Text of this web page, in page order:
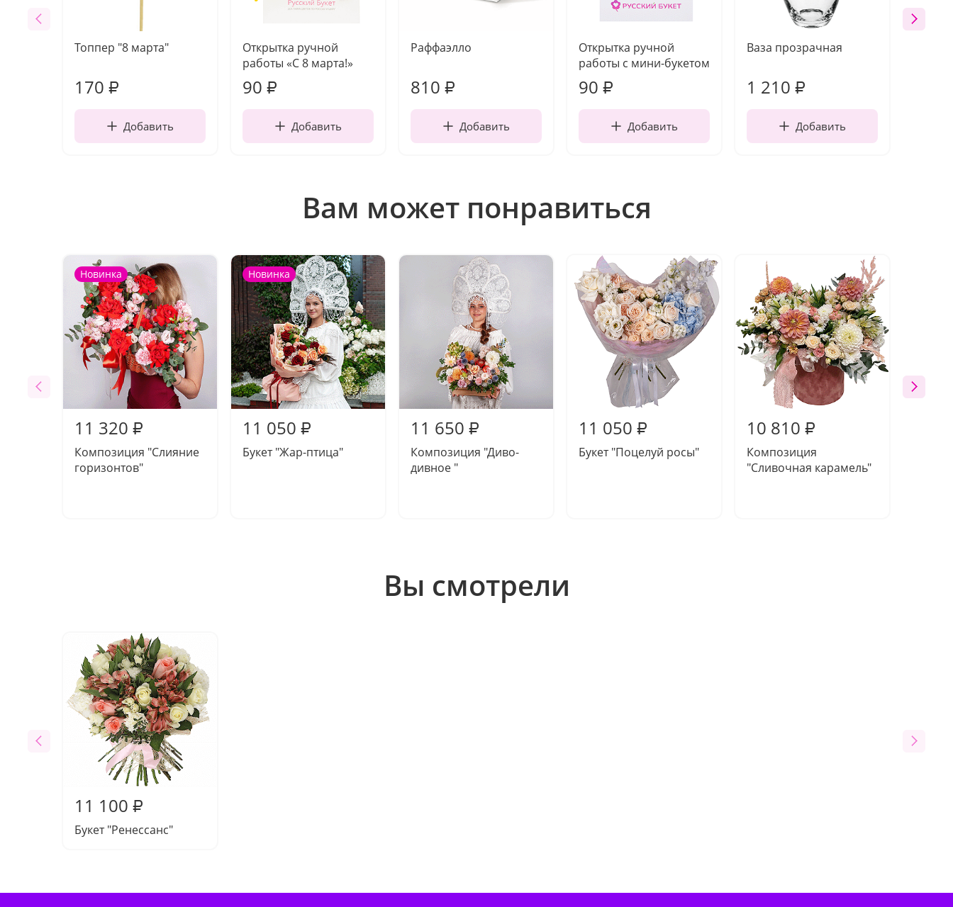
Топпер "8 марта"
170 ₽
Добавить
Открытка ручной
работы «С 8 марта!»
90 ₽
Добавить
Раффаэлло
810 ₽
Добавить
Открытка ручной
работы с мини-букетом
90 ₽
Добавить
Ваза прозрачная
1 210 ₽
Добавить
Вам может понравиться
Новинка
11 320 ₽
Композиция "Слияние
горизонтов"
Новинка
11 050 ₽
Букет "Жар-птица"
11 650 ₽
Композиция "Диво-
дивное "
11 050 ₽
Букет "Поцелуй росы"
10 810 ₽
Композиция
"Сливочная карамель"
Вы смотрели
11 100 ₽
Букет "Ренессанс"